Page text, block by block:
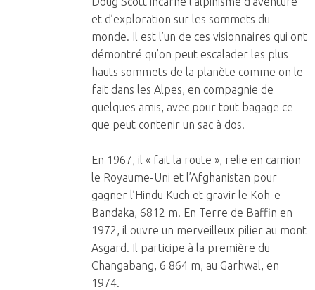
et d’exploration sur les sommets du
monde. Il est l’un de ces visionnaires qui ont
démontré qu’on peut escalader les plus
hauts sommets de la planète comme on le
fait dans les Alpes, en compagnie de
quelques amis, avec pour tout bagage ce
que peut contenir un sac à dos.
En 1967, il « fait la route », relie en camion
le Royaume-Uni et l’Afghanistan pour
gagner l’Hindu Kuch et gravir le Koh-e-
Bandaka, 6812 m. En Terre de Baffin en
1972, il ouvre un merveilleux pilier au mont
Asgard. Il participe à la première du
Changabang, 6 864 m, au Garhwal, en
1974.